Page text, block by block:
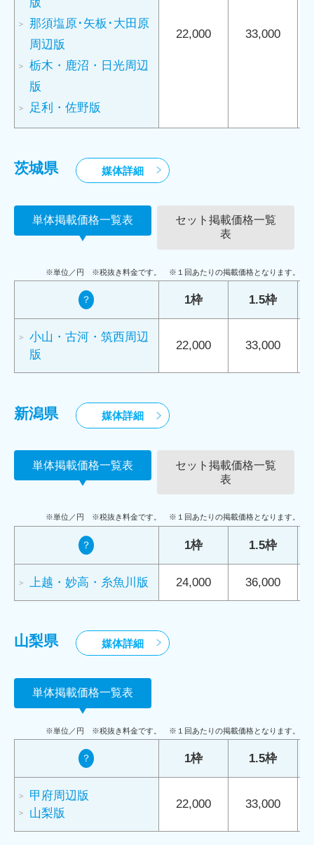
那須塩原･矢板･大田原
周辺版
栃木・鹿沼・日光周辺
版
足利・佐野版
22,000 33,000
茨城県 媒体詳細
単体掲載価格一覧表
セット掲載価格一覧
表
※単位／円 ※税抜き料金です。 ※１回あたりの掲載価格となります。
？ 1枠 1.5枠
小山・古河・筑西周辺
版
22,000 33,000
新潟県 媒体詳細
単体掲載価格一覧表
セット掲載価格一覧
表
※単位／円 ※税抜き料金です。 ※１回あたりの掲載価格となります。
？ 1枠 1.5枠
上越・妙高・糸魚川版 24,000 36,000
山梨県 媒体詳細
単体掲載価格一覧表
※単位／円 ※税抜き料金です。 ※１回あたりの掲載価格となります。
？ 1枠 1.5枠
甲府周辺版
山梨版
22,000 33,000